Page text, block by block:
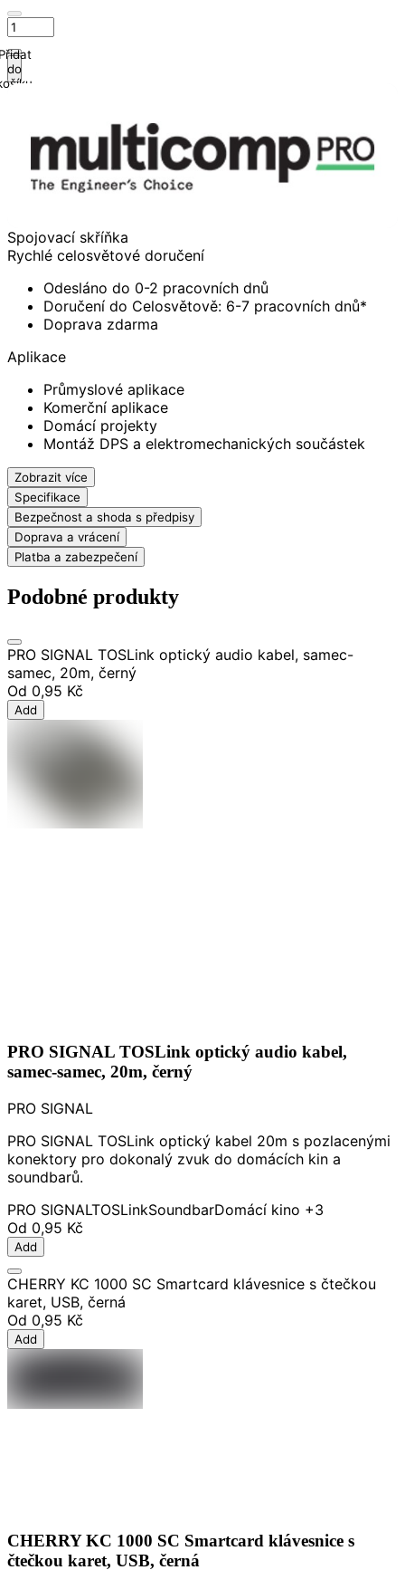
do
Spojovací skříňka
Rychlé celosvětové doručení
Odesláno do 0-2 pracovních dnů
Doručení do Celosvětově: 6-7 pracovních dnů*
Doprava zdarma
Aplikace
Průmyslové aplikace
Komerční aplikace
Domácí projekty
Montáž DPS a elektromechanických součástek
Zobrazit více
Specifikace
Bezpečnost a shoda s předpisy
Doprava a vrácení
Platba a zabezpečení
Podobné produkty
PRO SIGNAL TOSLink optický audio kabel, samec-
samec, 20m, černý
Od 0,95 Kč
Add
PRO SIGNAL TOSLink optický audio kabel,
samec-samec, 20m, černý
PRO SIGNAL
PRO SIGNAL TOSLink optický kabel 20m s pozlacenými
konektory pro dokonalý zvuk do domácích kin a
soundbarů.
PRO SIGNALTOSLinkSoundbarDomácí kino +3
Od 0,95 Kč
Add
CHERRY KC 1000 SC Smartcard klávesnice s čtečkou
karet, USB, černá
Od 0,95 Kč
Add
CHERRY KC 1000 SC Smartcard klávesnice s
čtečkou karet, USB, černá